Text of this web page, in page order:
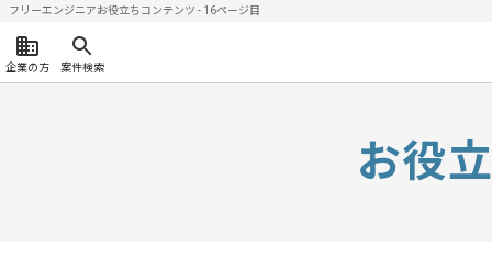
フリーエンジニアお役立ちコンテンツ - 16ページ目
企業の方 案件検索
お役